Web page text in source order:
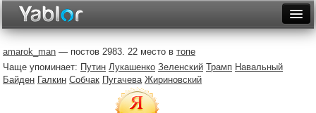
Неделя
Месяц
amarok_man — постов 2983. 22 место в топе
Чаще упоминает: Путин Лукашенко Зеленский Трамп Навальный
Байден Галкин Собчак Пугачева Жириновский